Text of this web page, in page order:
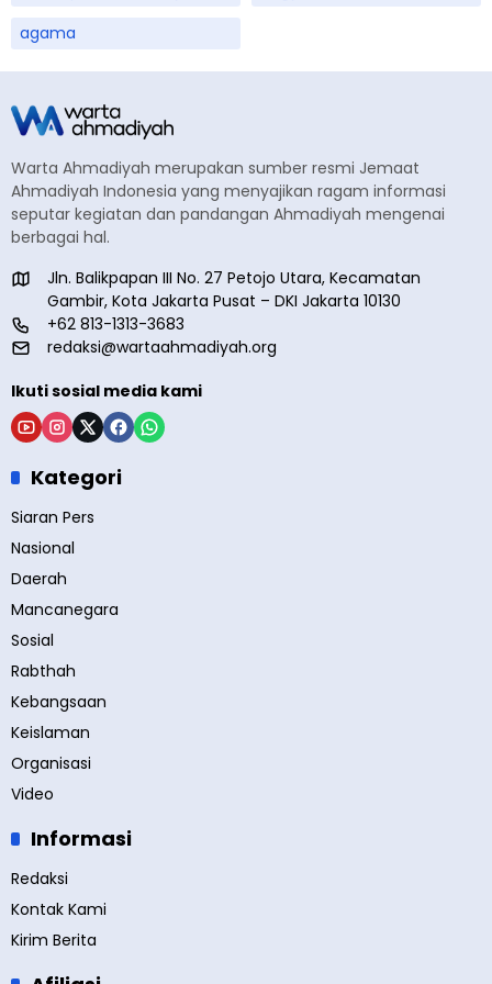
agama
Warta Ahmadiyah merupakan sumber resmi Jemaat
Ahmadiyah Indonesia yang menyajikan ragam informasi
seputar kegiatan dan pandangan Ahmadiyah mengenai
berbagai hal.
Jln. Balikpapan III No. 27 Petojo Utara, Kecamatan
Gambir, Kota Jakarta Pusat – DKI Jakarta 10130
+62 813-1313-3683
redaksi@wartaahmadiyah.org
Ikuti sosial media kami
Kategori
Siaran Pers
Nasional
Daerah
Mancanegara
Sosial
Rabthah
Kebangsaan
Keislaman
Organisasi
Video
Informasi
Redaksi
Kontak Kami
Kirim Berita